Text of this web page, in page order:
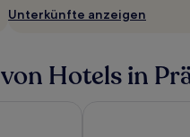
Unterkünfte anzeigen
Hotels in